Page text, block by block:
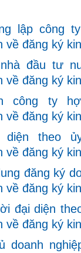
lập công
đăng ký
đầu tư
đăng ký
công ty
đăng ký
theo
đăng ký
đăng ký
đăng ký
đại diện
đăng ký
doanh